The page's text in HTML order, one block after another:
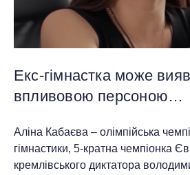
Екс-гімнастка може
впливовою персоною…
Аліна Кабаєва – олімпійська
гімнастики, 5-кратна чемпіонка
кремлівського диктатора